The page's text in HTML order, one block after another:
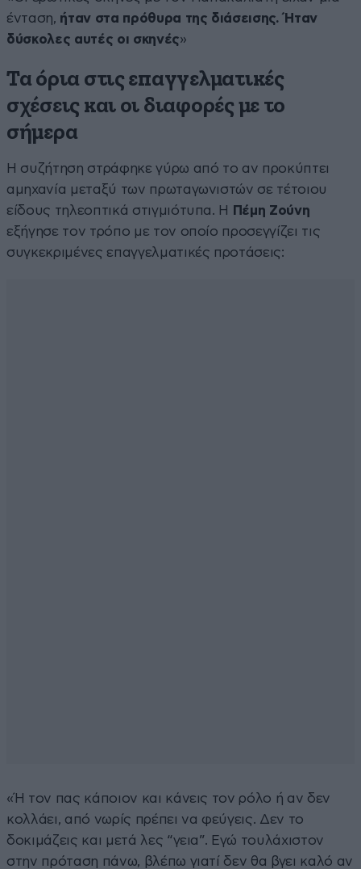
ένταση, ήταν στα πρόθυρα της διάσεισης. Ήταν
δύσκολες αυτές οι σκηνές»
Τα όρια στις επαγγελματικές
σχέσεις και οι διαφορές με το
σήμερα
Η συζήτηση στράφηκε γύρω από το αν προκύπτει
αμηχανία μεταξύ των πρωταγωνιστών σε τέτοιου
είδους τηλεοπτικά στιγμιότυπα. Η
Πέμη Ζούνη
εξήγησε τον τρόπο με τον οποίο προσεγγίζει τις
συγκεκριμένες επαγγελματικές προτάσεις:
«Ή τον πας κάποιον και κάνεις τον ρόλο ή αν δεν
κολλάει, από νωρίς πρέπει να φεύγεις. Δεν το
δοκιμάζεις και μετά λες “γεια”. Εγώ τουλάχιστον
στην πρόταση πάνω, βλέπω γιατί δεν θα βγει καλό αν